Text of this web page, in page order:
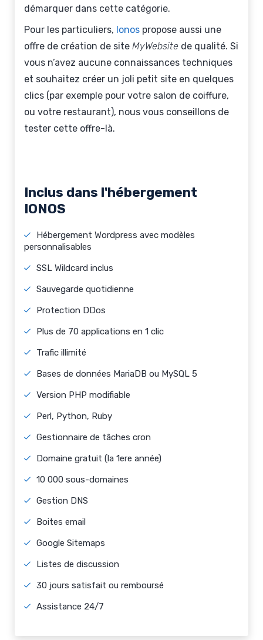
démarquer dans cette catégorie.
Pour les particuliers, Ionos propose aussi une
offre de création de site MyWebsite de qualité. Si
vous n’avez aucune connaissances techniques
et souhaitez créer un joli petit site en quelques
clics (par exemple pour votre salon de coiffure,
ou votre restaurant), nous vous conseillons de
tester cette offre-là.
Inclus dans l'hébergement
IONOS
Hébergement Wordpress avec modèles
personnalisables
SSL Wildcard inclus
Sauvegarde quotidienne
Protection DDos
Plus de 70 applications en 1 clic
Trafic illimité
Bases de données MariaDB ou MySQL 5
Version PHP modifiable
Perl, Python, Ruby
Gestionnaire de tâches cron
Domaine gratuit (la 1ere année)
10 000 sous-domaines
Gestion DNS
Boites email
Google Sitemaps
Listes de discussion
30 jours satisfait ou remboursé
Assistance 24/7